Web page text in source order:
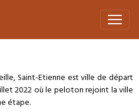
Saint-Etienne est ville de départ
2022 où le peloton rejoint la ville
étape.